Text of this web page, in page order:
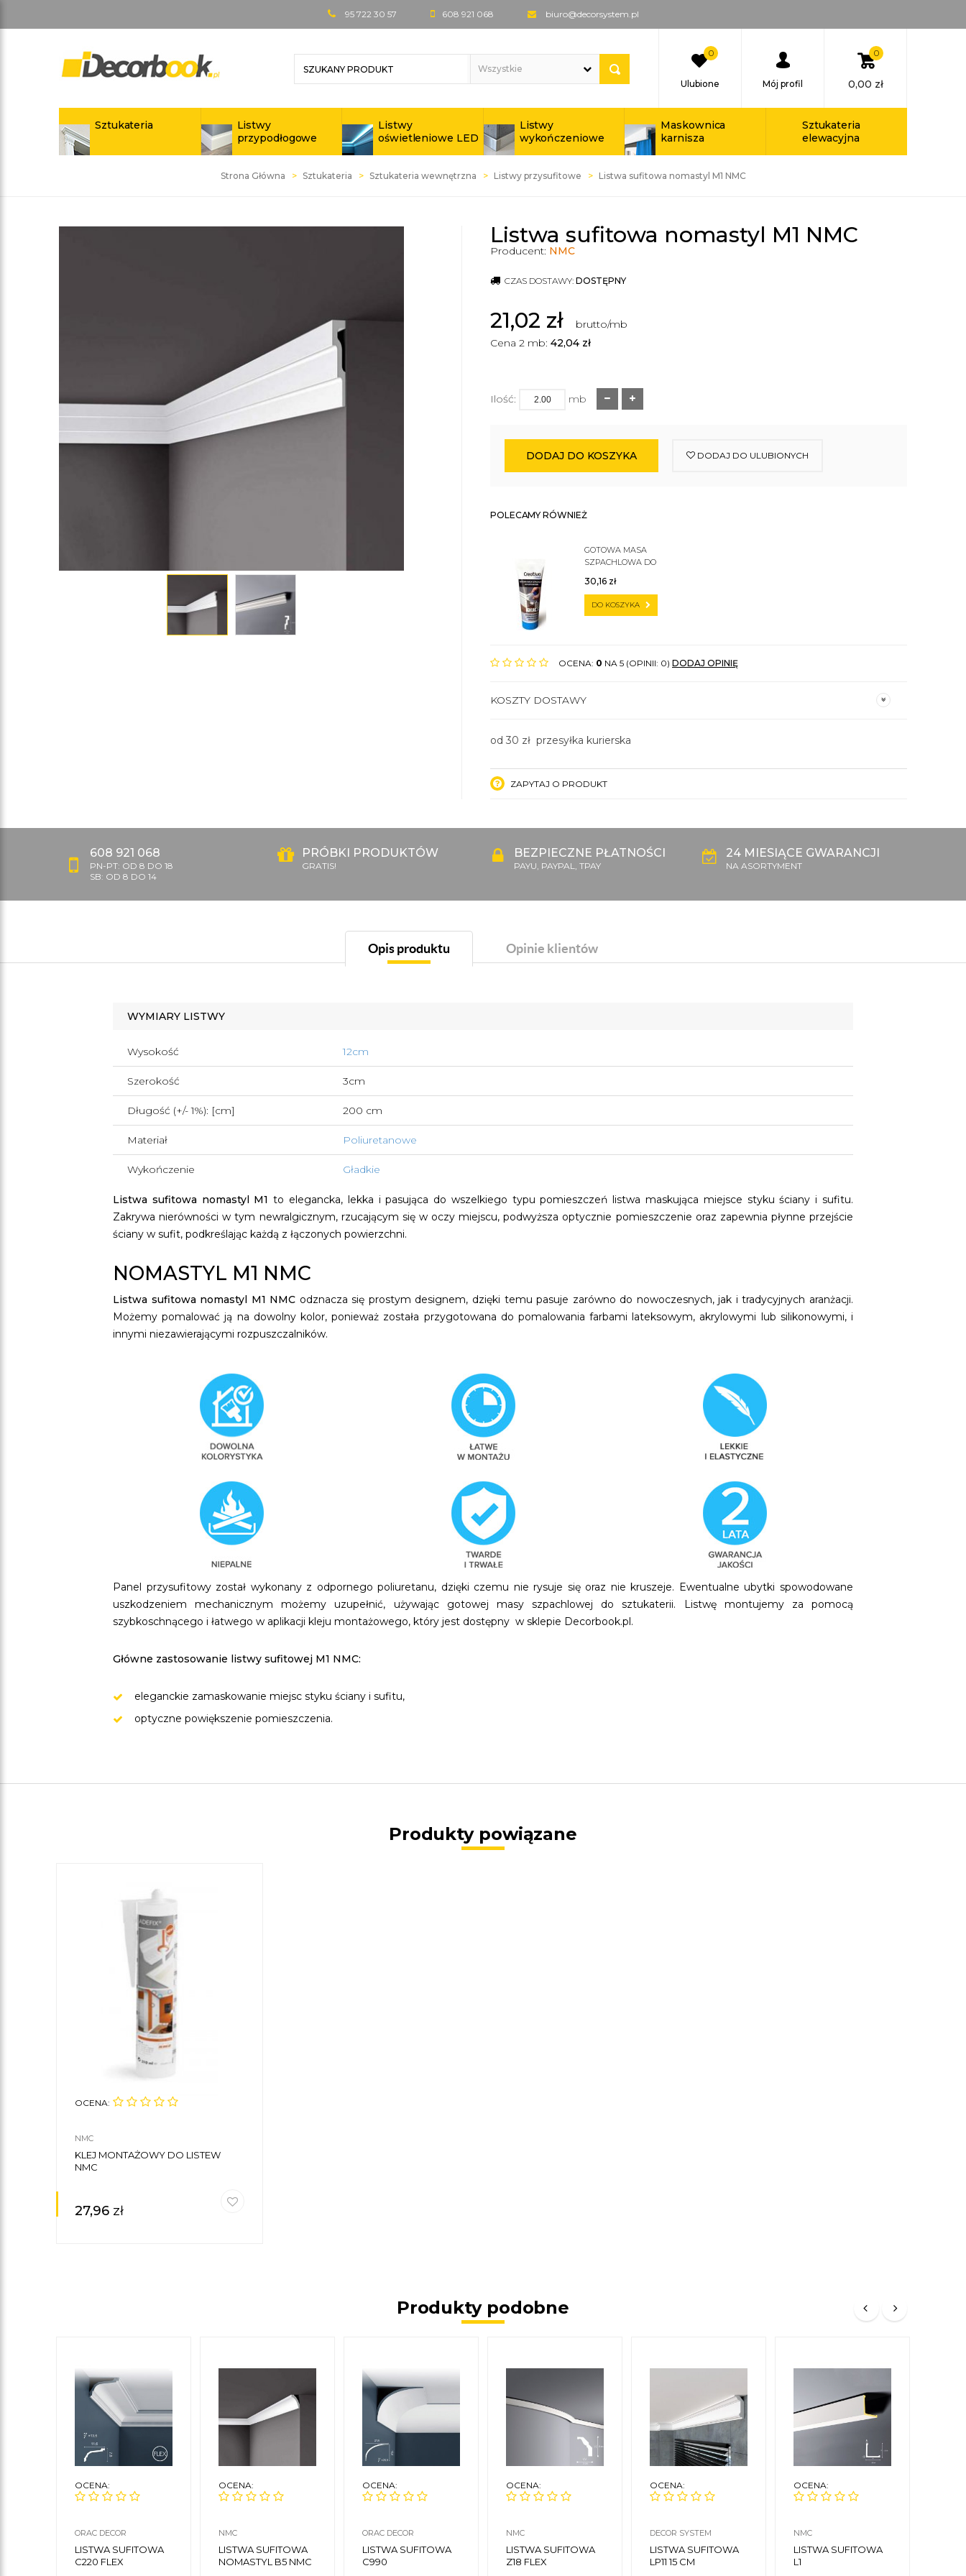
95 722 30 57 608 921 068 biuro@decorsystem.pl
0
Ulubione Mój profil
0
0,00 zł
Sztukateria
Listwy
przypodłogowe
Listwy
oświetleniowe LED
Listwy
wykończeniowe
Maskownica
karnisza
Sztukateria
elewacyjna
Strona Główna Sztukateria Sztukateria wewnętrzna Listwy przysufitowe Listwa sufitowa nomastyl M1 NMC
Listwa sufitowa nomastyl M1 NMC
Producent: NMC
CZAS DOSTAWY: DOSTĘPNY
21,02 zł
brutto/mb
Cena 2 mb: 42,04 zł
Ilość: mb
DODAJ DO KOSZYKA DODAJ DO ULUBIONYCH
POLECAMY RÓWNIEŻ
GOTOWA MASA
SZPACHLOWA DO
30,16 zł
DO KOSZYKA
OCENA: 0 NA 5 (OPINII: 0) DODAJ OPINIĘ
KOSZTY DOSTAWY
od 30 zł przesyłka kurierska
ZAPYTAJ O PRODUKT
608 921 068
PN-PT: OD 8 DO 18
SB: OD 8 DO 14
PRÓBKI PRODUKTÓW
GRATIS!
BEZPIECZNE PŁATNOŚCI
PAYU, PAYPAL, TPAY
24 MIESIĄCE GWARANCJI
NA ASORTYMENT
Opis produktu Opinie klientów
WYMIARY LISTWY
Wysokość 12cm
Szerokość 3cm
Długość (+/- 1%): [cm] 200 cm
Materiał Poliuretanowe
Wykończenie Gładkie
Listwa sufitowa nomastyl M1 to elegancka, lekka i pasująca do wszelkiego typu pomieszczeń listwa maskująca miejsce styku ściany i sufitu.
Zakrywa nierówności w tym newralgicznym, rzucającym się w oczy miejscu, podwyższa optycznie pomieszczenie oraz zapewnia płynne przejście
ściany w sufit, podkreślając każdą z łączonych powierzchni.
NOMASTYL M1 NMC
Listwa sufitowa nomastyl M1 NMC odznacza się prostym designem, dzięki temu pasuje zarówno do nowoczesnych, jak i tradycyjnych aranżacji.
Możemy pomalować ją na dowolny kolor, ponieważ została przygotowana do pomalowania farbami lateksowym, akrylowymi lub silikonowymi, i
innymi niezawierającymi rozpuszczalników.
Panel przysufitowy został wykonany z odpornego poliuretanu, dzięki czemu nie rysuje się oraz nie kruszeje. Ewentualne ubytki spowodowane
uszkodzeniem mechanicznym możemy uzupełnić, używając gotowej masy szpachlowej do sztukaterii. Listwę montujemy za pomocą
szybkoschnącego i łatwego w aplikacji kleju montażowego, który jest dostępny w sklepie Decorbook.pl.
Główne zastosowanie listwy sufitowej M1 NMC:
eleganckie zamaskowanie miejsc styku ściany i sufitu,
optyczne powiększenie pomieszczenia.
Produkty powiązane
OCENA:
NMC
KLEJ MONTAŻOWY DO LISTEW
NMC
27,96 zł
Produkty podobne
OCENA:
ORAC DECOR
LISTWA SUFITOWA
C220 FLEX
OCENA:
NMC
LISTWA SUFITOWA
NOMASTYL B5 NMC
OCENA:
ORAC DECOR
LISTWA SUFITOWA
C990
OCENA:
NMC
LISTWA SUFITOWA
Z18 FLEX
OCENA:
DECOR SYSTEM
LISTWA SUFITOWA
LP11 15 CM
OCENA:
NMC
LISTWA SUFITOWA
L1